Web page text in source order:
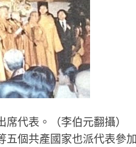
代表。（李伯元翻攝）
五個共產國家也派代表參